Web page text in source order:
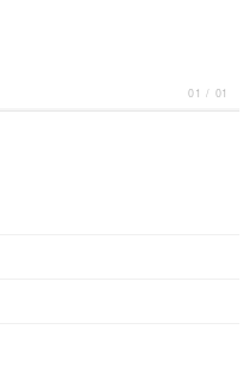
01 / 01